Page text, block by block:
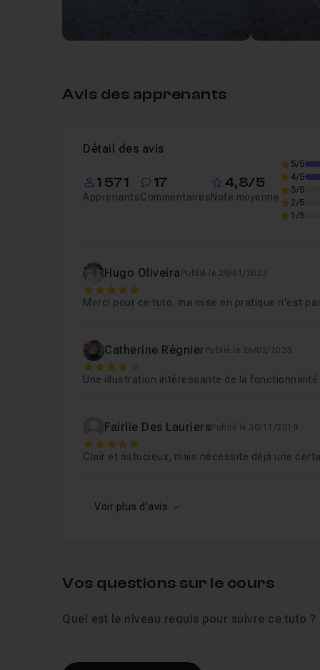
Avis des apprenants
Détail des avis
1 571
Apprenants
17
Commentaires
4,8/5
Note moyenne
5/5
4/5
3/5
2/5
1/5
Hugo Oliveira Publié le 29/01/2023
5
Merci pour ce tuto, ma mise en pratique n'est
Catherine Régnier Publié le 26/02/2023
4
Une illustration intéressante de la fonctionnalité
Fairlie Des LauriersPublié le 30/11/2019
5
Clair et astucieux, mais nécessite déjà une
Voir plus d'avis
Vos questions sur le cours
Quel est le niveau requis pour suivre ce tuto ?